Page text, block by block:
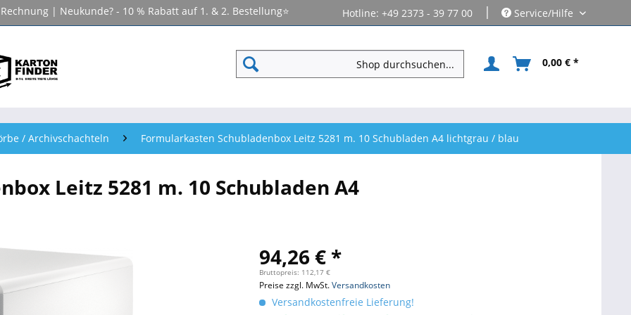
| Neukunde? - 10 % Rabatt auf 1. & 2. Bestellung⭐ Hotline: +49 2373 - 39 77 00 | Service/Hilfe
0,00 € *
/ Archivschachteln Formularkasten Schubladenbox Leitz 5281 m. 10 Schubladen A4 lichtgrau / blau
Leitz 5281 m. 10 Schubladen A4
94,26 € *
Bruttopreis: 112,17 €
Preise zzgl. MwSt.Versandkosten
Versandkostenfreie Lieferung!